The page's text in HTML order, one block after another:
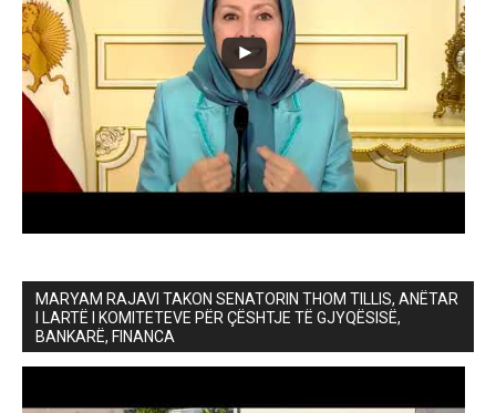
MARYAM RAJAVI TAKON SENATORIN THOM TILLIS, ANËTAR
I LARTË I KOMITETEVE PËR ÇËSHTJE TË GJYQËSISË,
BANKARË, FINANCA